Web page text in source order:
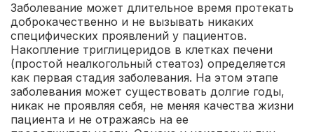
Заболевание может длительное время протекать
доброкачественно и не вызывать никаких
специфических проявлений у пациентов.
Накопление триглицеридов в клетках печени
(простой неалкогольный стеатоз) определяется
как первая стадия заболевания. На этом этапе
заболевания может существовать долгие годы,
никак не проявляя себя, не меняя качества жизни
пациента и не отражаясь на ее